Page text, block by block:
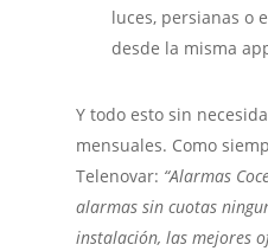
luces, persianas o
desde la misma
Y todo esto sin
mensuales. Como
Telenovar: “Alarmas
alarmas sin cuotas
instalación, las mejores